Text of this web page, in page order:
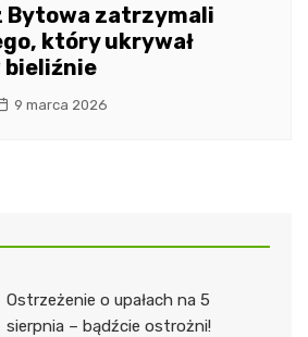
Bytowa zatrzymali
który ukrywał
bieliźnie
9 marca 2026
Ostrzeżenie o upałach na 5
sierpnia – bądźcie ostrożni!